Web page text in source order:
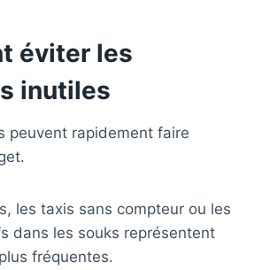
éviter les
inutiles
peuvent rapidement faire
les taxis sans compteur ou les
dans les souks représentent
fréquentes.